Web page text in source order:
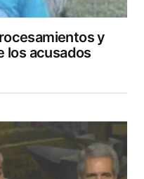
y
los acusados